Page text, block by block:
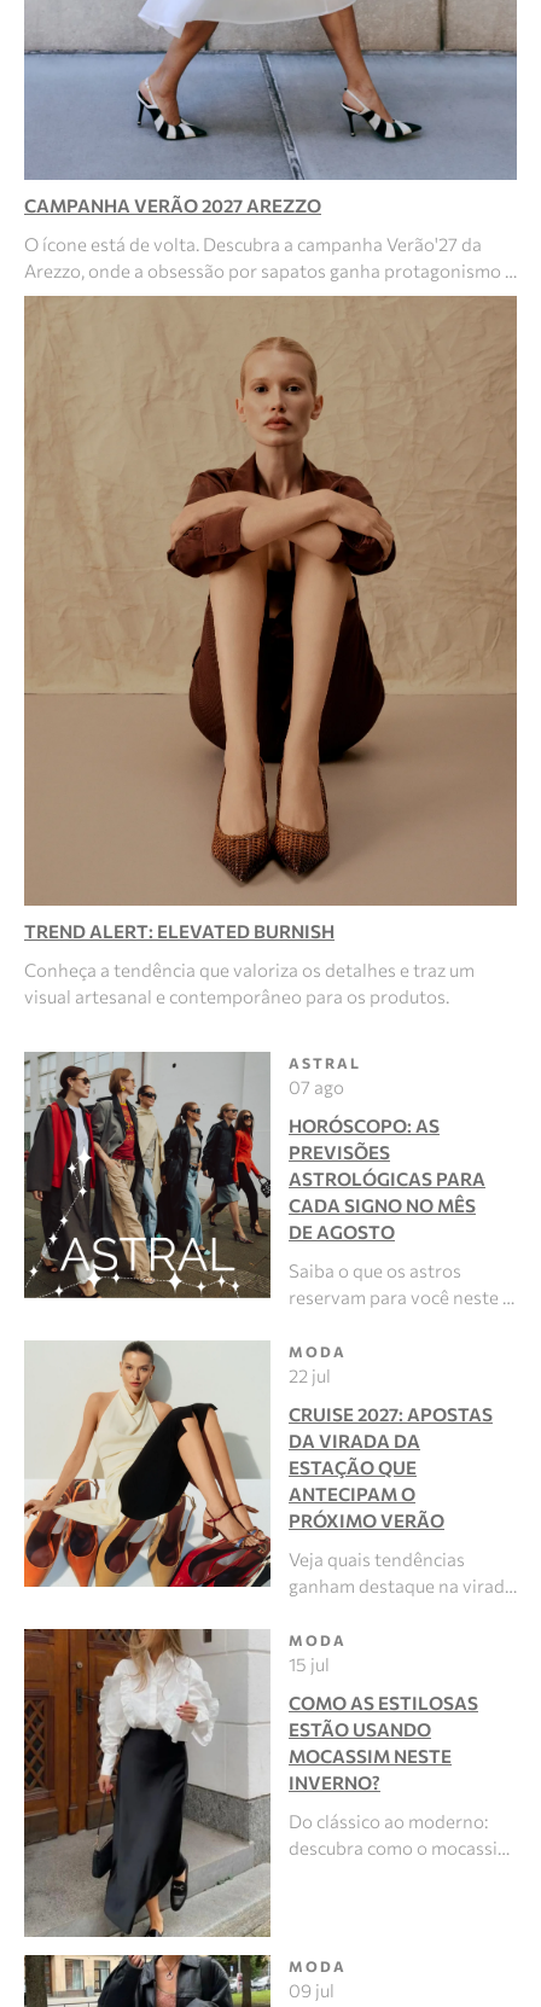
CAMPANHA VERÃO 2027 AREZZO
O ícone está de volta. Descubra a campanha Verão'27 da
Arezzo, onde a obsessão por sapatos ganha protagonismo …
TREND ALERT: ELEVATED BURNISH
Conheça a tendência que valoriza os detalhes e traz um
visual artesanal e contemporâneo para os produtos.
ASTRAL
07 ago
HORÓSCOPO: AS
PREVISÕES
ASTROLÓGICAS PARA
CADA SIGNO NO MÊS
DE AGOSTO
Saiba o que os astros
reservam para você neste …
MODA
22 jul
CRUISE 2027: APOSTAS
DA VIRADA DA
ESTAÇÃO QUE
ANTECIPAM O
PRÓXIMO VERÃO
Veja quais tendências
ganham destaque na virad…
MODA
15 jul
COMO AS ESTILOSAS
ESTÃO USANDO
MOCASSIM NESTE
INVERNO?
Do clássico ao moderno:
descubra como o mocassi…
MODA
09 jul